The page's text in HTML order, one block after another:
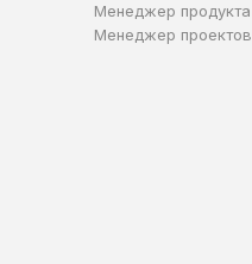
Менеджер продукта
Менеджер проектов